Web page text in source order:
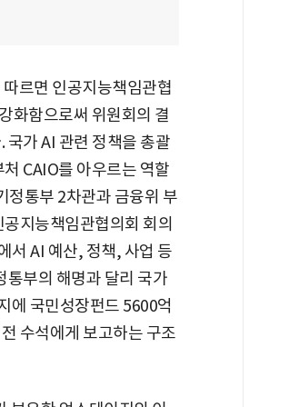
르면 인공지능책임관협
화함으로써 위원회의 결
국가 AI 관련 정책을 총괄
CAIO를 아우르는 역할
정통부 2차관과 금융위 부
지능책임관협의회 회의
서 AI 예산, 정책, 사업 등
통부의 해명과 달리 국가
에 국민성장펀드 5600억
수석에게 보고하는 구조